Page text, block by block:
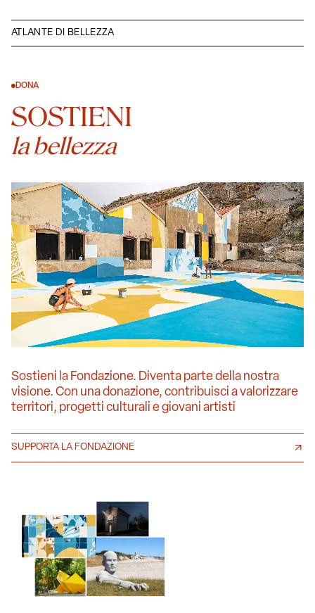
ATLANTE DI BELLEZZA
DONA
SOSTIENI
la bellezza
Sostieni la Fondazione. Diventa parte della nostra
visione. Con una donazione, contribuisci a valorizzare
territori, progetti culturali e giovani artisti
SUPPORTA LA FONDAZIONE